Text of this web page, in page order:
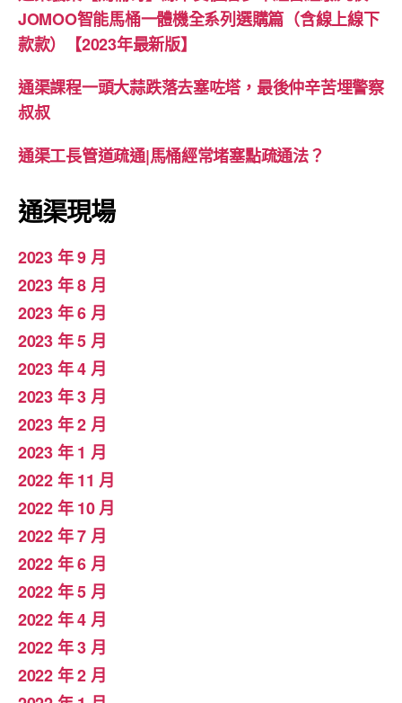
JOMOO智能馬桶一體機全系列選購篇（含線上線下
款款）【2023年最新版】
通渠課程一頭大蒜跌落去塞咗塔，最後仲辛苦埋警察
叔叔
通渠工長管道疏通|馬桶經常堵塞點疏通法？
通渠現場
2023 年 9 月
2023 年 8 月
2023 年 6 月
2023 年 5 月
2023 年 4 月
2023 年 3 月
2023 年 2 月
2023 年 1 月
2022 年 11 月
2022 年 10 月
2022 年 7 月
2022 年 6 月
2022 年 5 月
2022 年 4 月
2022 年 3 月
2022 年 2 月